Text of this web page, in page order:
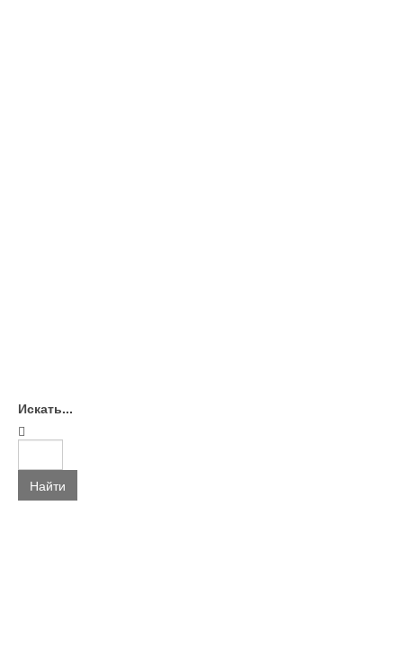
Искать...
Найти